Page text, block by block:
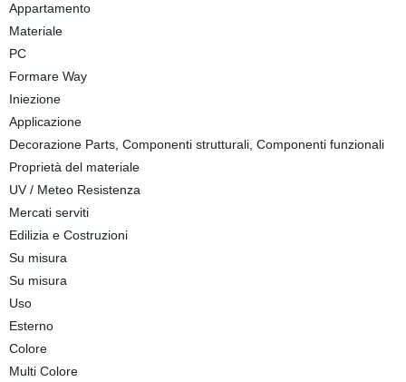
Appartamento
Materiale
PC
Formare Way
Iniezione
Applicazione
Decorazione Parts, Componenti strutturali, Componenti funzionali
Proprietà del materiale
UV / Meteo Resistenza
Mercati serviti
Edilizia e Costruzioni
Su misura
Su misura
Uso
Esterno
Colore
Multi Colore